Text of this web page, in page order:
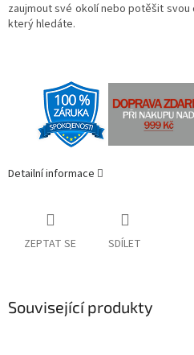
zaujmout své okolí nebo potěšit
který hledáte.
Detailní informace
ZEPTAT SE SDÍLET
Související produkty